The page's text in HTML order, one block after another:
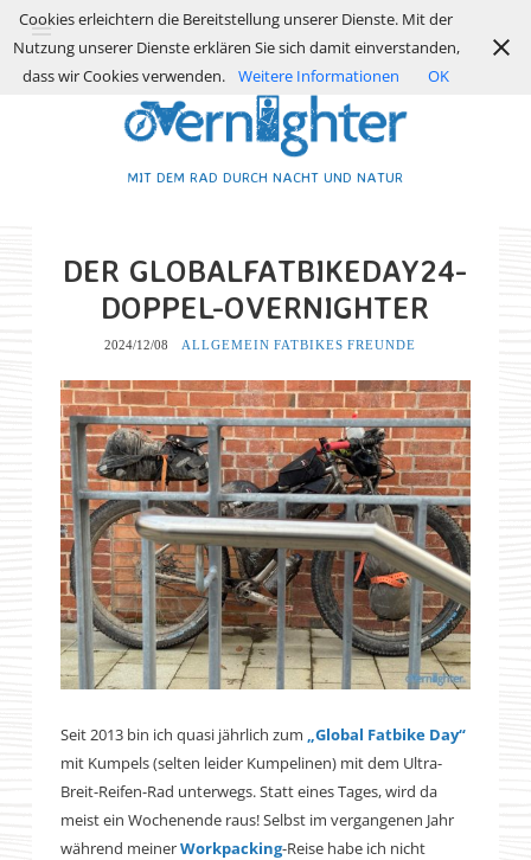
MIT DEM RAD DURCH NACHT UND NATUR
DER GLOBALFATBIKEDAY24-
DOPPEL-OVERNIGHTER
2024/12/08 ALLGEMEIN FATBIKES FREUNDE
Seit 2013 bin ich quasi jährlich zum „Global Fatbike Day“
mit Kumpels (selten leider Kumpelinen) mit dem Ultra-
Breit-Reifen-Rad unterwegs. Statt eines Tages, wird da
meist ein Wochenende raus! Selbst im vergangenen Jahr
während meinerWorkpacking-Reise habe ich nicht
Cookies erleichtern die Bereitstellung unserer Dienste. Mit der
Nutzung unserer Dienste erklären Sie sich damit einverstanden,
dass wir Cookies verwenden.
Weitere Informationen OK